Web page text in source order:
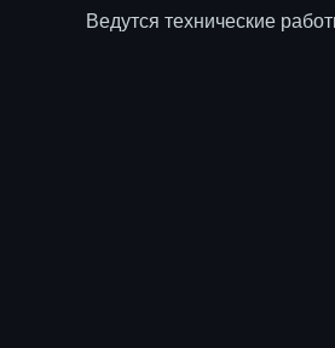
Ведутся технические